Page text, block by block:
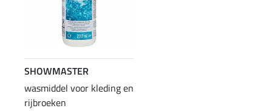
SHOWMASTER
wasmiddel voor kleding en
rijbroeken